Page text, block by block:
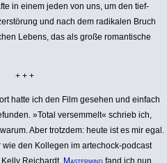
in einem jeden von uns, um den tief-
und nach dem radikalen Bruch
Lebens, das als große roman­ti­sche
+ + +
hatte ich den Film gesehen und einfach
»Total versem­melt« schrieb ich,
Aber trotzdem: heute ist es mir egal.
den Kollegen im artechock-podcast
Reichardt. Master­mind fand ich nun